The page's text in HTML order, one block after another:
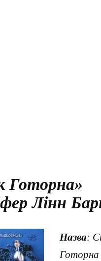
Готорна»
Лінн
Назва:
Готорна